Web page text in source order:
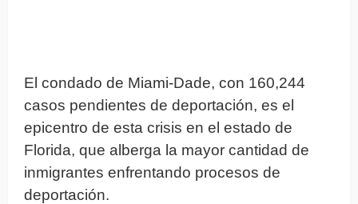
El condado de Miami-Dade, con 160,244
casos pendientes de deportación, es el
epicentro de esta crisis en el estado de
Florida, que alberga la mayor cantidad de
inmigrantes enfrentando procesos de
deportación.